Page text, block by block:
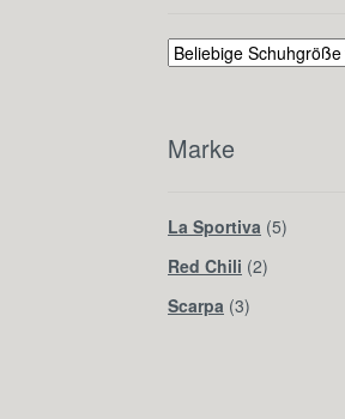
Marke
La Sportiva (5)
Red Chili (2)
Scarpa (3)